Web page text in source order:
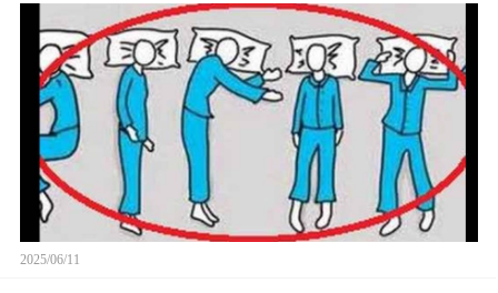
象がヤバい… 驚くべき 大人の 面白いけど知ると後
悔
2025/06/11